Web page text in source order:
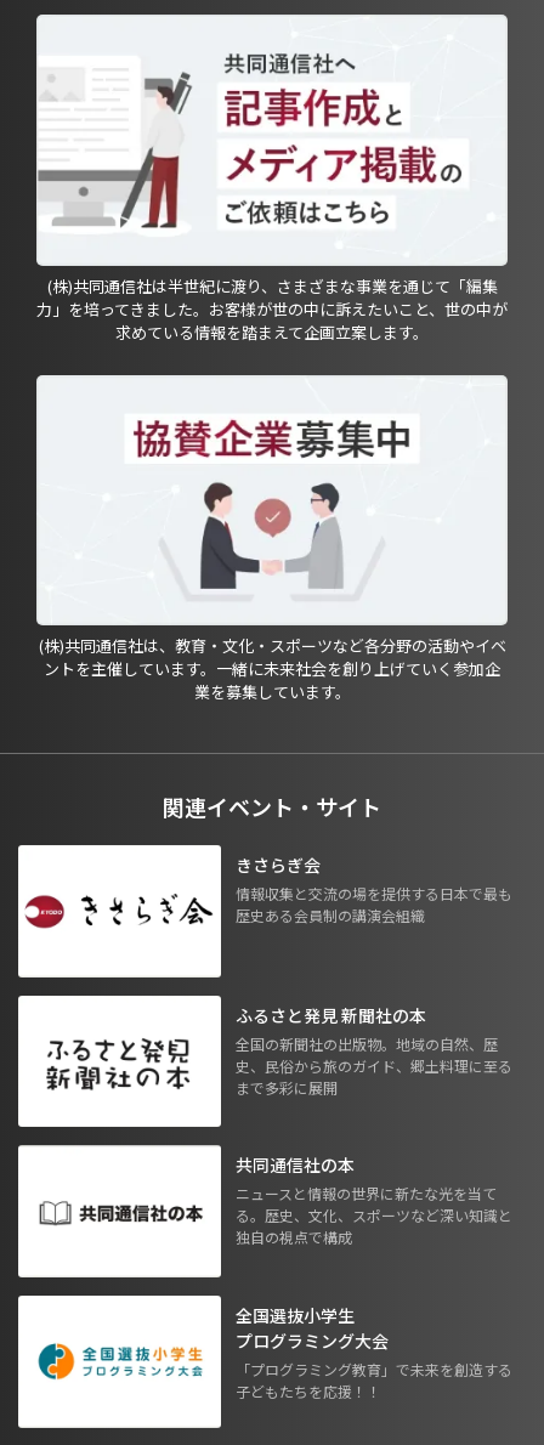
(株)共同通信社は半世紀に渡り、さまざまな事業を通じて「編集
力」を培ってきました。お客様が世の中に訴えたいこと、世の中が
求めている情報を踏まえて企画立案します。
(株)共同通信社は、教育・文化・スポーツなど各分野の活動やイベ
ントを主催しています。一緒に未来社会を創り上げていく参加企
業を募集しています。
関連イベント・サイト
きさらぎ会
情報収集と交流の場を提供する日本で最も
歴史ある会員制の講演会組織
ふるさと発見 新聞社の本
全国の新聞社の出版物。地域の自然、歴
史、民俗から旅のガイド、郷土料理に至る
まで多彩に展開
共同通信社の本
ニュースと情報の世界に新たな光を当て
る。歴史、文化、スポーツなど深い知識と
独自の視点で構成
全国選抜小学生
プログラミング大会
「プログラミング教育」で未来を創造する
子どもたちを応援！！